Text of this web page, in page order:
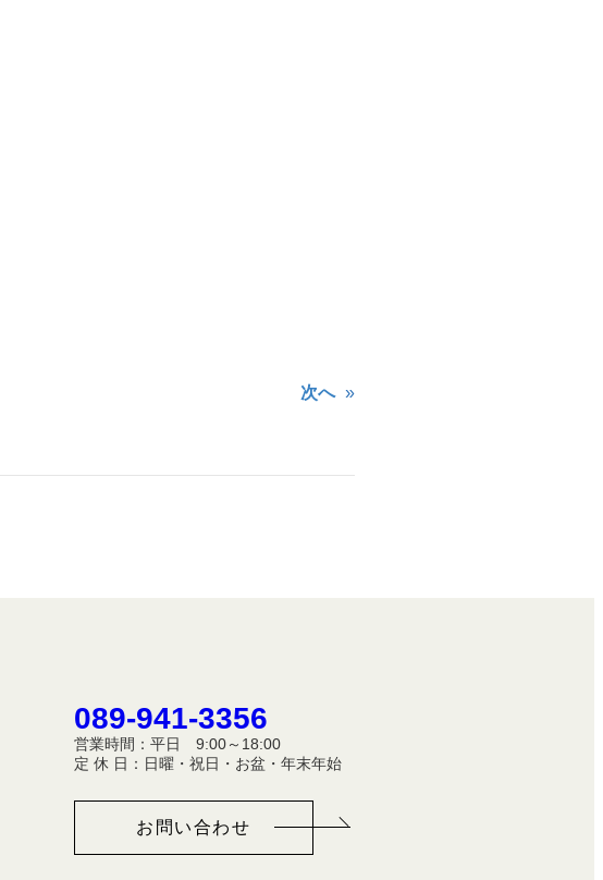
次へ »
089-941-3356
営業時間：平日 9:00～18:00
定 休 日：日曜・祝日・お盆・年末年始
お問い合わせ